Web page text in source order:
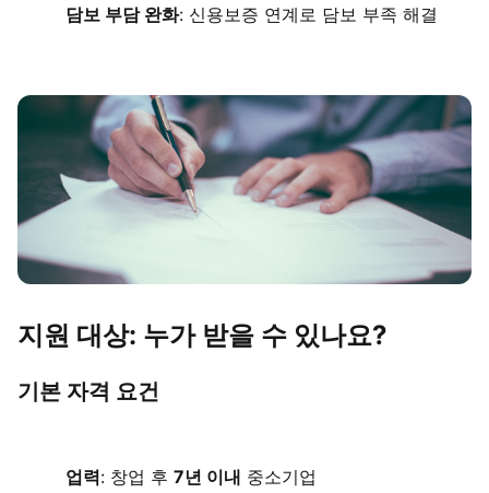
담보 부담 완화: 신용보증 연계로 담보 부족 해결
지원 대상: 누가 받을 수 있나요?
기본 자격 요건
업력: 창업 후 7년 이내 중소기업